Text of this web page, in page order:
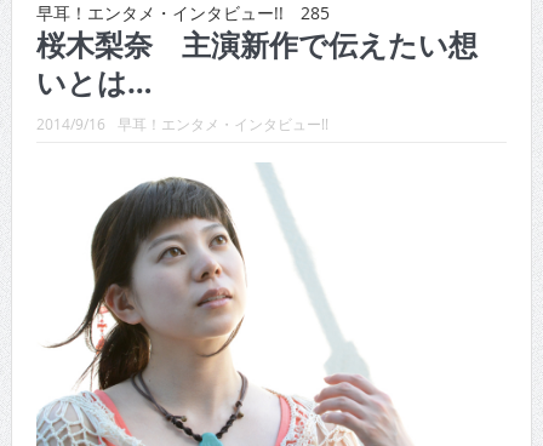
CINEMA×STYLE 289号
CINEMA×STYLE 288号
CINEMA×STYLE 287号
CINEMA×STYLE 285号
CINEMA×STYLE 294号
早耳！エンタメ・インタビュー!! 285
桜木梨奈 主演新作で伝えたい想
いとは…
2014/9/16 早耳！エンタメ・インタビュー!!